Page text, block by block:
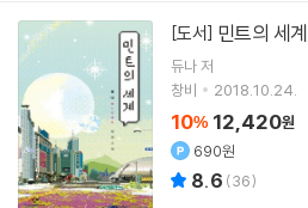
[도서] 민트의 세계
듀나저
창비
2018.10.24.
10% 12,420원
690원
8.6 (36)